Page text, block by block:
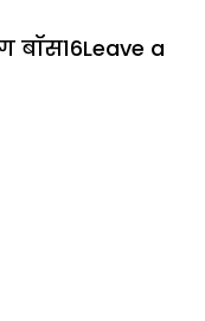
बॉस16Leave a